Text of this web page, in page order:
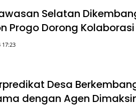
Selatan
Progo Dorong Kolaborasi
17:23
Desa
dengan Agen